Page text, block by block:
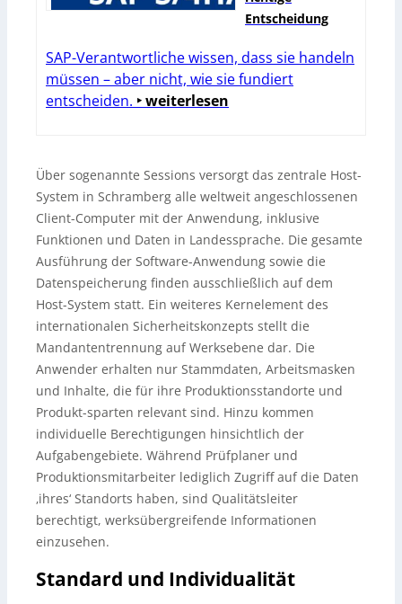
Entscheidung
SAP-Verantwortliche wissen, dass sie handeln
müssen – aber nicht, wie sie fundiert
entscheiden. ‣ weiterlesen
Über sogenannte Sessions versorgt das zentrale Host-
System in Schramberg alle weltweit angeschlossenen
Client-Computer mit der Anwendung, inklusive
Funktionen und Daten in Landessprache. Die gesamte
Ausführung der Software-Anwendung sowie die
Datenspeicherung finden ausschließlich auf dem
Host-System statt. Ein weiteres Kernelement des
internationalen Sicherheitskonzepts stellt die
Mandantentrennung auf Werksebene dar. Die
Anwender erhalten nur Stammdaten, Arbeitsmasken
und Inhalte, die für ihre Produktionsstandorte und
Produkt-sparten relevant sind. Hinzu kommen
individuelle Berechtigungen hinsichtlich der
Aufgabengebiete. Während Prüfplaner und
Produktionsmitarbeiter lediglich Zugriff auf die Daten
‚ihres‘ Standorts haben, sind Qualitätsleiter
berechtigt, werksübergreifende Informationen
einzusehen.
Standard und Individualität